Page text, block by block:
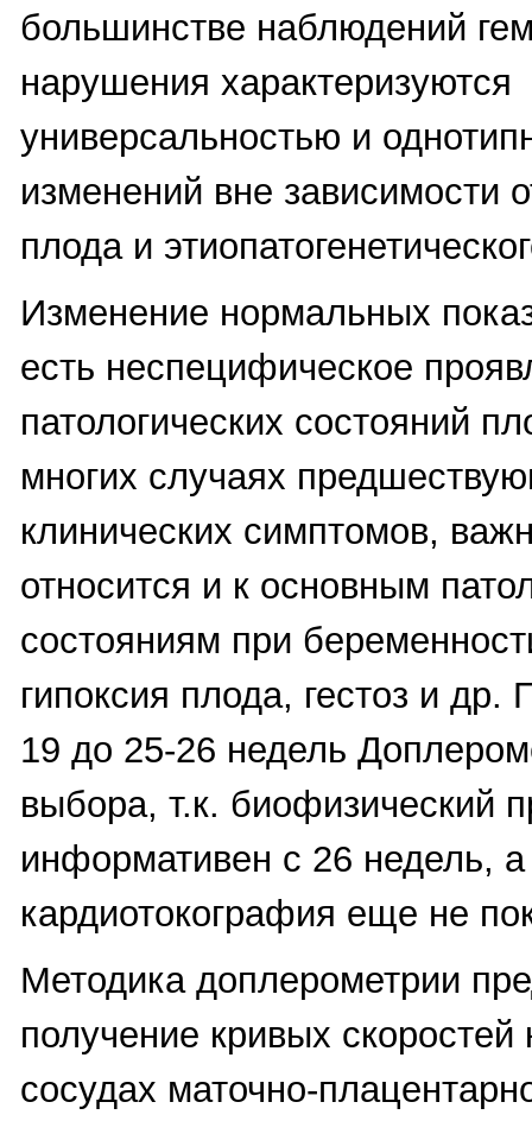
большинстве наблюдений
нарушения характеризуются
универсальностью и
изменений вне зависимости
плода и
Изменение нормальных
есть неспецифическое
патологических состояний
многих случаях
клинических симптомов,
относится и к основным
состояниям при
гипоксия плода, гестоз и др.
19 до 25-26 недель
выбора, т.к. биофизический
информативен с 26 недель, а
кардиотокография еще не
Методика доплерометрии
получение кривых скоростей
сосудах маточно-